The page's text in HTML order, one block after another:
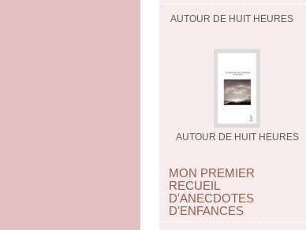
AUTOUR DE HUIT HEURES
AUTOUR DE HUIT HEURES
MON PREMIER
RECUEIL
D'ANECDOTES
D'ENFANCES